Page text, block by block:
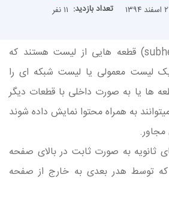
۱۳۹۴ تعداد بازدید: ۱۱ نفر
هدرهای ثانویه (subheader) قطعه هایی از لیست هستند که
معمولی یا لیست شبکه ای را
ها یا به صورت داخلی با قطعات دیگر
به همراه محتوا نمایش داده شوند
ثانویه به صورت ثابت در بالای صفحه
که توسط هدر بعدی به خارج از صفحه